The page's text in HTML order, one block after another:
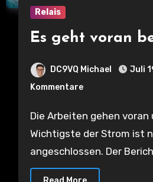
Relais
Es geht voran
DC9VQ Michael Juli
Kommentare
Die Arbeiten gehen voran und das
Wichtigste der Strom ist
angeschlossen. Der